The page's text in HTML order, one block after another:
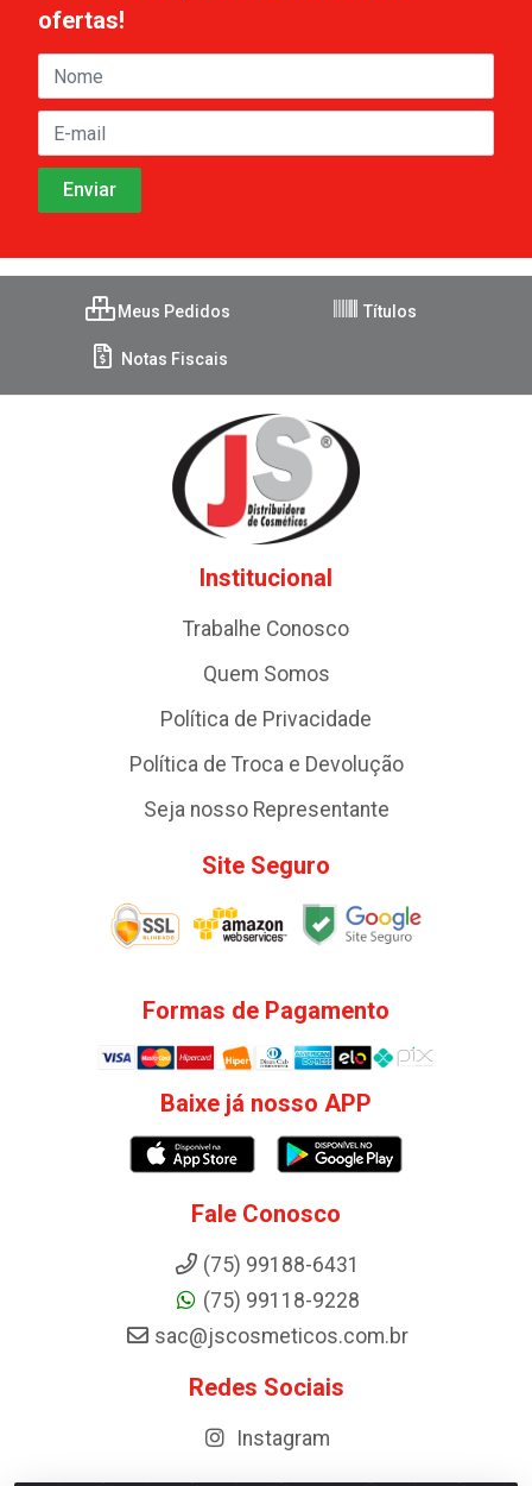
ofertas!
Meus Pedidos Títulos
Notas Fiscais
Institucional
Trabalhe Conosco
Quem Somos
Política de Privacidade
Política de Troca e Devolução
Seja nosso Representante
Site Seguro
Formas de Pagamento
Baixe já nosso APP
Fale Conosco
(75) 99188-6431
(75) 99118-9228
sac@jscosmeticos.com.br
Redes Sociais
Instagram